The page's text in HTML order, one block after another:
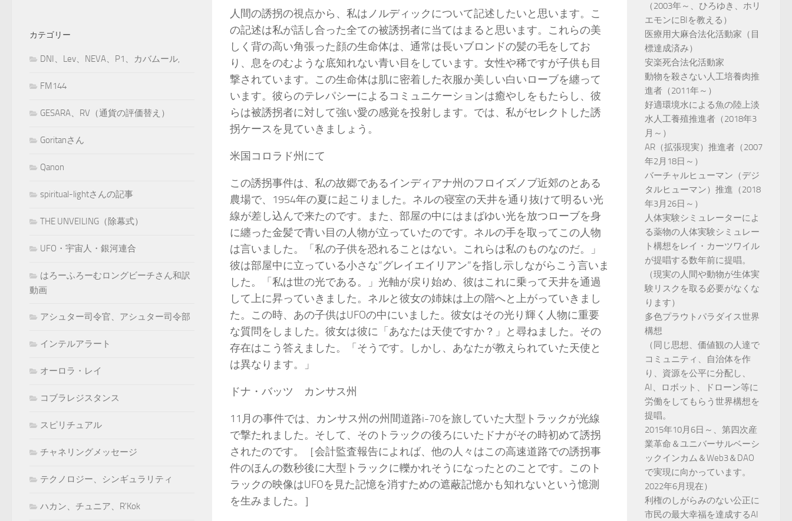
人間の誘拐の視点から、私はノルディックについて記述したいと思います。こ
の記述は私が話し合った全ての被誘拐者に当てはまると思います。これらの美
しく背の高い角張った顔の生命体は、通常は長いブロンドの髪の毛をしてお
り、息をのむような底知れない青い目をしています。女性や稀ですが子供も目
撃されています。この生命体は肌に密着した衣服か美しい白いローブを纏って
います。彼らのテレパシーによるコミュニケーションは癒やしをもたらし、彼
らは被誘拐者に対して強い愛の感覚を投射します。では、私がセレクトした誘
拐ケースを見ていきましょう。
米国コロラド州にて
この誘拐事件は、私の故郷であるインディアナ州のフロイズノブ近郊のとある
農場で、1954年の夏に起こりました。ネルの寝室の天井を通り抜けて明るい光
線が差し込んで来たのです。また、部屋の中にはまばゆい光を放つローブを身
に纏った金髪で青い目の人物が立っていたのです。ネルの手を取ってこの人物
は言いました。「私の子供を恐れることはない。これらは私のものなのだ。」
彼は部屋中に立っている小さな”グレイエイリアン”を指し示しながらこう言いま
した。「私は世の光である。」光軸が戻り始め、彼はこれに乗って天井を通過
して上に昇っていきました。ネルと彼女の姉妹は上の階へと上がっていきまし
た。この時、あの子供はUFOの中にいました。彼女はその光り輝く人物に重要
な質問をしました。彼女は彼に「あなたは天使ですか？」と尋ねました。その
存在はこう答えました。「そうです。しかし、あなたが教えられていた天使と
は異なります。」
ドナ・バッツ カンサス州
11月の事件では、カンサス州の州間道路i-70を旅していた大型トラックが光線
で撃たれました。そして、そのトラックの後ろにいたドナがその時初めて誘拐
されたのです。［会計監査報告によれば、他の人々はこの高速道路での誘拐事
件のほんの数秒後に大型トラックに轢かれそうになったとのことです。このト
ラックの映像はUFOを見た記憶を消すための遮蔽記憶かも知れないという憶測
を生みました。］
カテゴリー
DNI、Lev、NEVA、P1、カバムール,
FM144
GESARA、RV（通貨の評価替え）
Goritanさん
Qanon
spiritual-lightさんの記事
THE UNVEILING（除幕式）
UFO・宇宙人・銀河連合
はろーふろーむロングビーチさん和訳
動画
アシュター司令官、アシュター司令部
インテルアラート
オーロラ・レイ
コブラレジスタンス
スピリチュアル
チャネリングメッセージ
テクノロジー、シンギュラリティ
ハカン、チュニア、R'Kok
（2003年～、ひろゆき、ホリ
エモンにBIを教える）
医療用大麻合法化活動家（目
標達成済み）
安楽死合法化活動家
動物を殺さない人工培養肉推
進者（2011年～）
好適環境水による魚の陸上淡
水人工養殖推進者（2018年3
月～）
AR（拡張現実）推進者（2007
年2月18日～）
バーチャルヒューマン（デジ
タルヒューマン）推進（2018
年3月26日～）
人体実験シミュレーターによ
る薬物の人体実験シミュレー
ト構想をレイ・カーツワイル
が提唱する数年前に提唱。
（現実の人間や動物が生体実
験リスクを取る必要がなくな
ります）
多色プラウトパラダイス世界
構想
（同じ思想、価値観の人達で
コミュニティ、自治体を作
り、資源を公平に分配し、
AI、ロボット、ドローン等に
労働をしてもらう世界構想を
提唱。
2015年10月6日～、第四次産
業革命＆ユニバーサルベーシ
ックインカム＆Web3＆DAO
で実現に向かっています。
2022年6月現在）
利権のしがらみのない公正に
市民の最大幸福を達成するAI